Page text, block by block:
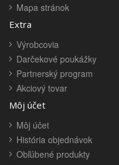
Mapa stránok
Extra
Výrobcovia
Darčekové poukážky
Partnerský program
Akciový tovar
Môj účet
Môj účet
História objednávok
Obľúbené produkty